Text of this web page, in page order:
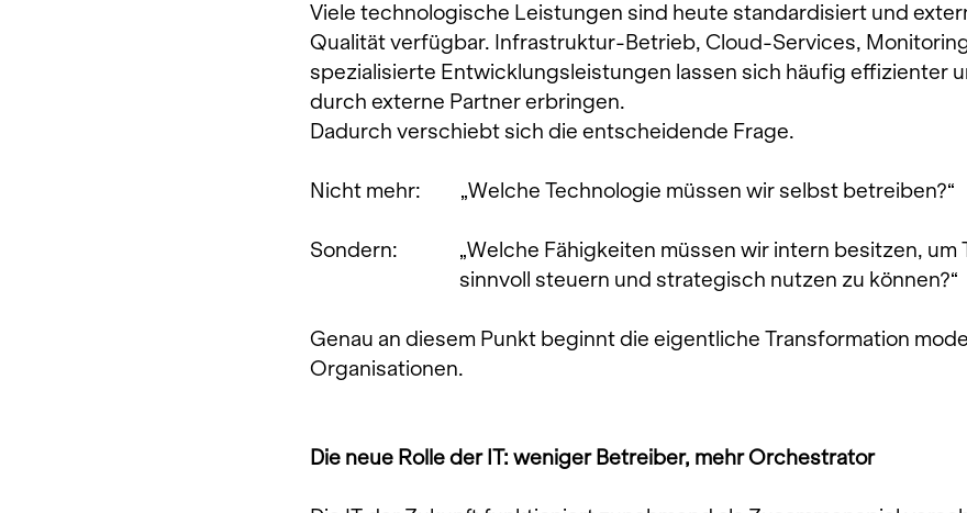
Viele technologische Leistungen sind heute standardisiert und
Qualität verfügbar. Infrastruktur-Betrieb, Cloud-Services,
spezialisierte Entwicklungsleistungen lassen sich häufig effizienter
durch externe Partner erbringen.
Dadurch verschiebt sich die entscheidende Frage.
Nicht mehr:    „Welche Technologie müssen wir selbst betreiben?“
Sondern:         „Welche Fähigkeiten müssen wir intern besitzen,
			    sinnvoll steuern und strategisch nutzen zu können?“
Genau an diesem Punkt beginnt die eigentliche Transformation
Organisationen.
Die neue Rolle der IT: weniger Betreiber, mehr Orchestrator